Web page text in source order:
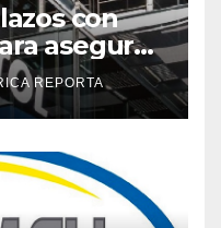
con
asegurar
REPORTA